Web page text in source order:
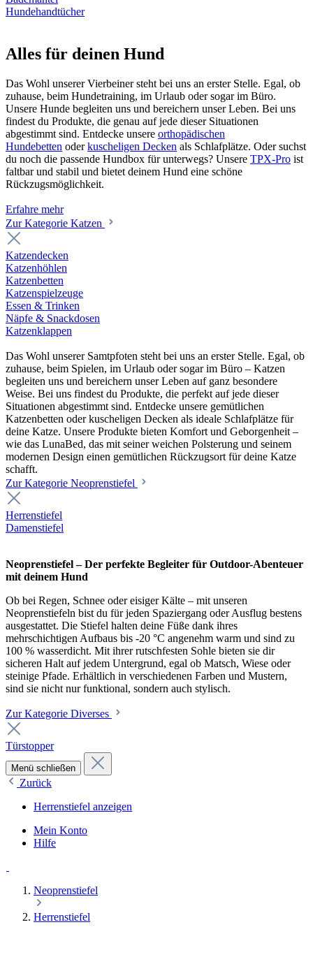
Hundehandtücher
Alles für deinen Hund
Das Wohl unserer Vierbeiner steht bei uns an erster Stelle. Egal, ob
zuhause, beim Hundetraining, im Urlaub oder sogar im Büro.
Unsere Hunde begleiten uns und bereichern unser Leben. Bei uns
findest du Produkte, die genau auf jede dieser Situationen
abgestimmt sind. Entdecke unsere orthopädischen
Hundebetten oderkuscheligen Decken als Schlafplätze. Oder suchst
du noch die passende Hundbox für unterwegs? Unsere TPX-Pro ist
faltbar und stabil und bietet deinem Hund eine schöne
Rückzugsmöglichkeit.
Erfahre mehr
Zur Kategorie Katzen
Katzendecken
Katzenhöhlen
Katzenbetten
Katzenspielzeuge
Essen & Trinken
Näpfe & Snackdosen
Katzenklappen
Das Wohl unserer Samtpfoten steht bei uns an erster Stelle. Egal, ob
zuhause, beim Spielen, im Urlaub oder sogar im Büro – Katzen
begleiten uns und bereichern unser Leben auf ganz besondere
Weise. Bei uns findest du Produkte, die perfekt auf jede dieser
Situationen abgestimmt sind. Entdecke unsere gemütlichen
Katzenbetten oder kuscheligen Decken als ideale Schlafplätze für
deine Katze. Unsere Produkte bieten Komfort und Geborgenheit –
wie das LunaBed, das mit seiner weichen Polsterung und seinem
modernen Design einen gemütlichen Rückzugsort für deine Katze
schafft.
Zur Kategorie Neoprenstiefel
Herrenstiefel
Damenstiefel
Neoprenstiefel – Der perfekte Begleiter für Outdoor-Abenteuer
mit deinem Hund
Ob bei Regen, Schnee oder eisiger Kälte – mit unseren
Neoprenstiefeln bist du für jeden Spaziergang oder Ausflug bestens
ausgestattet. Die Stiefel halten deine Füße dank ihres
mehrschichtigen Aufbaus bis -20 °C angenehm warm und sind zu
100 % wasserdicht. Mit ihrer rutschfesten Sohle bieten sie dir
sicheren Halt auf jedem Untergrund, egal ob Matsch, Wiese oder
steinige Pfade. Erhältlich in verschiedenen Farben und Mustern,
sind sie nicht nur funktional, sondern auch stylisch.
Zur Kategorie Diverses
Türstopper
Menü schließen
Zurück
Herrenstiefel anzeigen
Mein Konto
Hilfe
Neoprenstiefel
Herrenstiefel